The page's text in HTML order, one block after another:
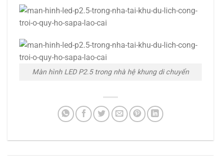
Màn hình LED P2.5 trong nhà hệ khung di chuyển